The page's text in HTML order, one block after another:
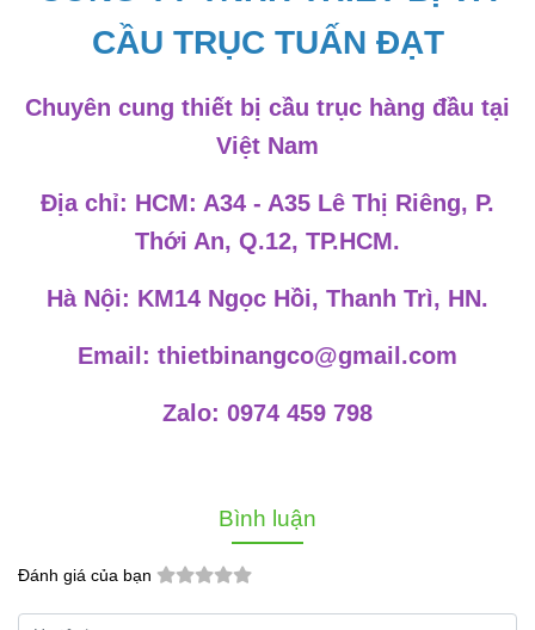
CẦU TRỤC TUẤN ĐẠT
Chuyên cung thiết bị cầu trục hàng đầu tại
Việt Nam
Địa chỉ: HCM: A34 - A35 Lê Thị Riêng, P.
Thới An, Q.12, TP.HCM.
Hà Nội: KM14 Ngọc Hồi, Thanh Trì, HN.
Email: thietbinangco@gmail.com
Zalo: 0974 459 798
Bình luận
Đánh giá của bạn